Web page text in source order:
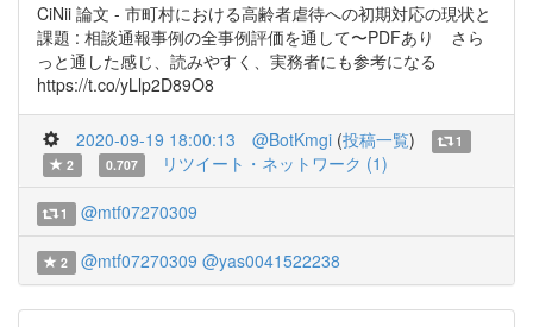
CiNii 論文 - 市町村における高齢者虐待への初期対応の現状と
課題 : 相談通報事例の全事例評価を通して〜PDFあり さら
っと通した感じ、読みやすく、実務者にも参考になる
https://t.co/yLlp2D89O8
2020-09-19 18:00:13 @BotKmgi (投稿一覧)
1
2
0.707 リツイート・ネットワーク (1)
1 @mtf07270309
2 @mtf07270309 @yas0041522238